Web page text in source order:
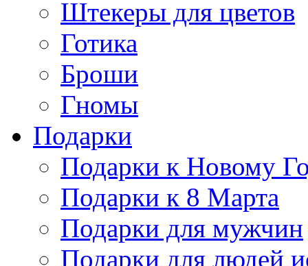
Штекеры для цветов
Готика
Броши
Гномы
Подарки
Подарки к Новому
Подарки к 8 Марта
Подарки для мужчин
Подарки для людей